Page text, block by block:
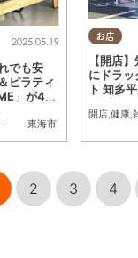
東海市
2025.05.19
でも安
ピラティ
」が4/2
,健康 おひとりさ
お店
【開店
にドラッ
ト 知多
開店,健康,
2 3 4